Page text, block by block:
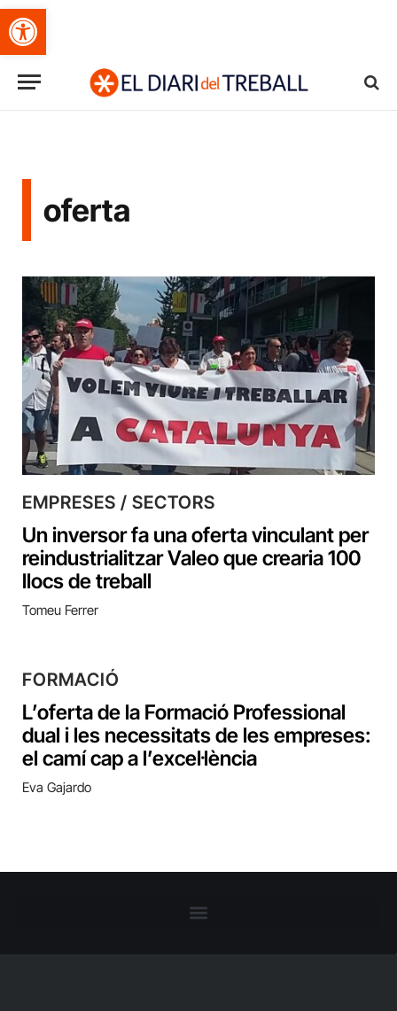
Obre la barra d'eines
oferta
EMPRESES / SECTORS
Un inversor fa una oferta vinculant per
reindustrialitzar Valeo que crearia 100
llocs de treball
Tomeu Ferrer
FORMACIÓ
L’oferta de la Formació Professional
dual i les necessitats de les empreses:
el camí cap a l’excel·lència
Eva Gajardo